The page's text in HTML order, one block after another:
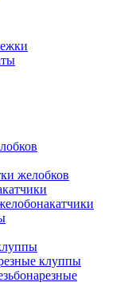
желобков
клуппы